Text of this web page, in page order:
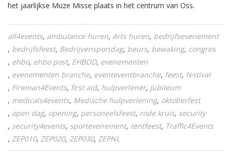
het jaarlijkse Muze Misse plaats in het centrum van Oss.
all4events ambulance huren Arts huren bedrijfsevenement
bedrijfsfeest Bedrijvensportdag beurs bewaking congres
ehbo ehbo post EHBOD evenementen
evenementen branche eventeventbranche feest festival
Fireman4Events first aid hulpverlener Jubileum
medicals4events Medische hulpverlening oktoberfest
open dag opening personeelsfeest rode kruis security
security4events sportevenement tentfeest Traffic4Events
ZEP010 ZEP020 ZEP030 ZEPNL